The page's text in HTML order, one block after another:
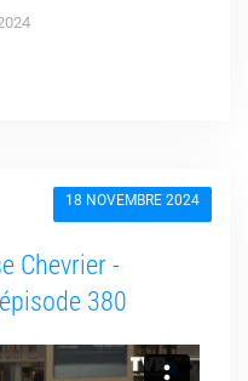
18 NOVEMBRE 2024
Chevrier -
380